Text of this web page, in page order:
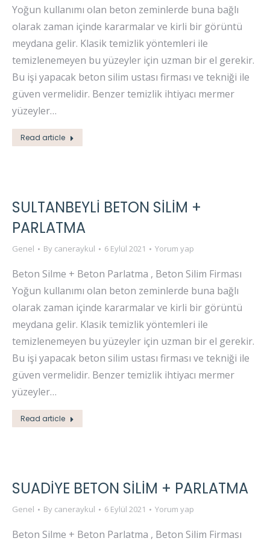
Yoğun kullanımı olan beton zeminlerde buna bağlı
olarak zaman içinde kararmalar ve kirli bir görüntü
meydana gelir. Klasik temizlik yöntemleri ile
temizlenemeyen bu yüzeyler için uzman bir el gerekir.
Bu işi yapacak beton silim ustası firması ve tekniği ile
güven vermelidir. Benzer temizlik ihtiyacı mermer
yüzeyler…
Read article
SULTANBEYLİ BETON SİLİM +
PARLATMA
Genel By caneraykul 6 Eylül 2021 Yorum yap
Beton Silme + Beton Parlatma , Beton Silim Firması
Yoğun kullanımı olan beton zeminlerde buna bağlı
olarak zaman içinde kararmalar ve kirli bir görüntü
meydana gelir. Klasik temizlik yöntemleri ile
temizlenemeyen bu yüzeyler için uzman bir el gerekir.
Bu işi yapacak beton silim ustası firması ve tekniği ile
güven vermelidir. Benzer temizlik ihtiyacı mermer
yüzeyler…
Read article
SUADİYE BETON SİLİM + PARLATMA
Genel By caneraykul 6 Eylül 2021 Yorum yap
Beton Silme + Beton Parlatma , Beton Silim Firması